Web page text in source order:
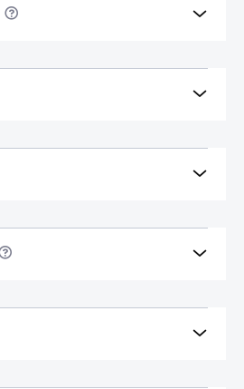
?
?